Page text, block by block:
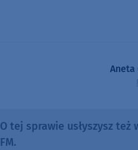
Aneta
O tej sprawie usłyszysz też
FM.